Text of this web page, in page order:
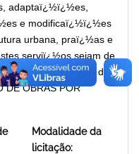
adaptaï¿½ï¿½es,
e modificaï¿½ï¿½es
urbana, praï¿½as e
serviï¿½os sejam de
e Infraestrutura de
DE OBRAS POR
Modalidade da
licitação: